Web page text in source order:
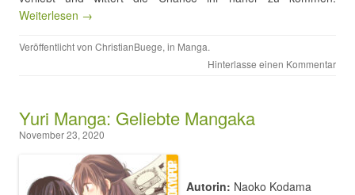
Weiterlesen →
Veröffentlicht von ChristianBuege, in Manga.
Hinterlasse einen Kommentar
Yuri Manga: Geliebte Mangaka
November 23, 2020
Autorin: Naoko Kodama